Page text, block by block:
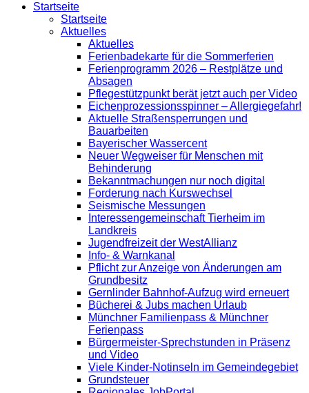
Startseite
Startseite
Aktuelles
Aktuelles
Ferienbadekarte für die Sommerferien
Ferienprogramm 2026 – Restplätze und
Absagen
Pflegestützpunkt berät jetzt auch per Video
Eichenprozessionsspinner – Allergiegefahr!
Aktuelle Straßensperrungen und
Bauarbeiten
Bayerischer Wassercent
Neuer Wegweiser für Menschen mit
Behinderung
Bekanntmachungen nur noch digital
Forderung nach Kurswechsel
Seismische Messungen
Interessengemeinschaft Tierheim im
Landkreis
Jugendfreizeit der WestAllianz
Info- & Warnkanal
Pflicht zur Anzeige von Änderungen am
Grundbesitz
Gernlinder Bahnhof-Aufzug wird erneuert
Bücherei & Jubs machen Urlaub
Münchner Familienpass & Münchner
Ferienpass
Bürgermeister-Sprechstunden in Präsenz
und Video
Viele Kinder-Notinseln im Gemeindegebiet
Grundsteuer